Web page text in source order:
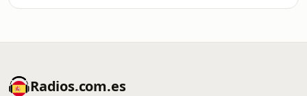
Radios.com.es